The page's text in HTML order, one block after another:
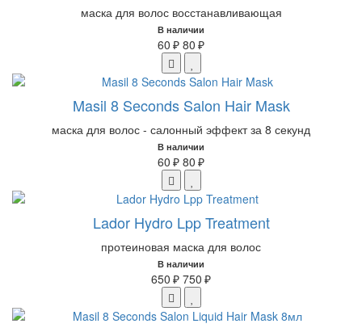
маска для волос восстанавливающая
В наличии
60 ₽ 80 ₽
Masil 8 Seconds Salon Hair Mask
маска для волос - салонный эффект за 8 секунд
В наличии
60 ₽ 80 ₽
Lador Hydro Lpp Treatment
протеиновая маска для волос
В наличии
650 ₽ 750 ₽